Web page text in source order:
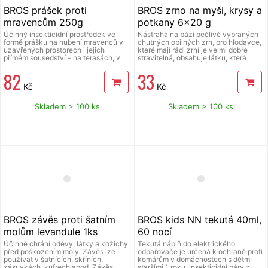
BROS prášek proti
mravencům 250g
Účinný insekticidní prostředek ve
formě prášku na hubení mravenců v
uzavřených prostorech i jejich
přímém sousedství - na terasách, v
altáncích, na chodnících apod.,
speciálně formulované pokrmové
lákadlo přitahuje mravence a zvyšuje
tak účinnost přípravku, působí
mravence. H410 Vysoce toxický pro
vodní organismy, s dlouhodobými
82 Kč
Skladem > 100 ks
BROS zrno na myši, krysy a
potkany 6x20 g
Nástraha na bázi pečlivě vybraných
chutných obilných zrn, pro hlodavce,
které mají rádi zrní je velmi dobře
stravitelná, obsahuje látku, která
brání náhodného požití lidmi a
domácími zvířaty, účinná látka je
bromadiolon 0,0029 %, dávkování:
myš - 60 g na každých 5-10 m,
návod k použití: umístěte do
nástrahových stanic, které jsou
33 Kč
Skladem > 100 ks
BROS závěs proti šatním
molům levandule 1ks
Účinně chrání oděvy, látky a kožichy
před poškozením moly. Závěs lze
používat v šatnících, skříních,
BROS kids NN tekutá 40ml,
60 nocí
Tekutá náplň do elektrického
odpařovače je určená k ochraně proti
komárům v domácnostech s dětmi